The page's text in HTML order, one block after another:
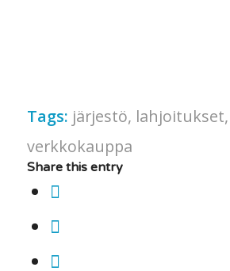
Tags: järjestö, lahjoitukset,
verkkokauppa
Share this entry